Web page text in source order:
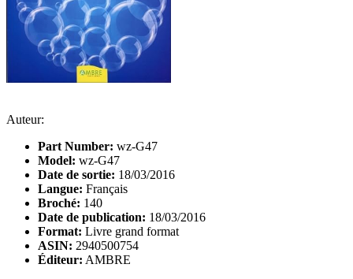
Auteur:
Part Number: wz-G47
Model: wz-G47
Date de sortie: 18/03/2016
Langue: Français
Broché: 140
Date de publication: 18/03/2016
Format: Livre grand format
ASIN: 2940500754
Éditeur: AMBRE